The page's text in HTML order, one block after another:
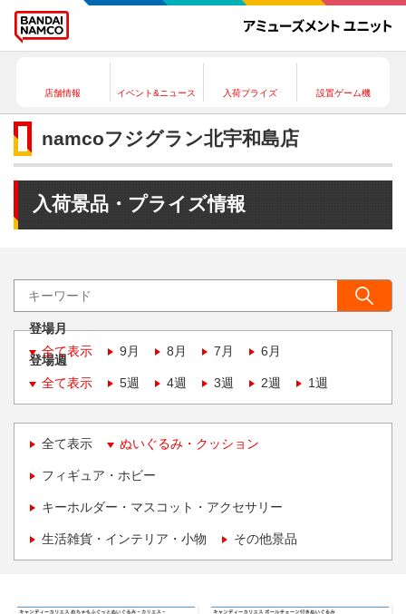
店舗情報 イベント&ニュース 入荷プライズ 設置ゲーム機
namcoフジグラン北宇和島店
入荷景品・プライズ情報
登場月
全て表示
9月 8月 7月 6月
登場週
全て表示
5週 4週 3週 2週 1週
全て表示 ぬいぐるみ・クッション
フィギュア・ホビー
キーホルダー・マスコット・アクセサリー
生活雑貨・インテリア・小物 その他景品